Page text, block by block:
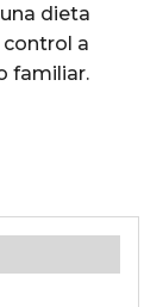
dieta
a
familiar.